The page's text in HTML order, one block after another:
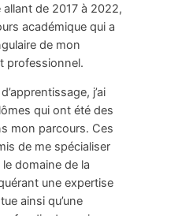
de 2017 à 2022,
académique qui a
de mon
professionnel.
j’ai
qui ont été des
mon parcours. Ces
de me spécialiser
domaine de la
une expertise
ainsi qu’une